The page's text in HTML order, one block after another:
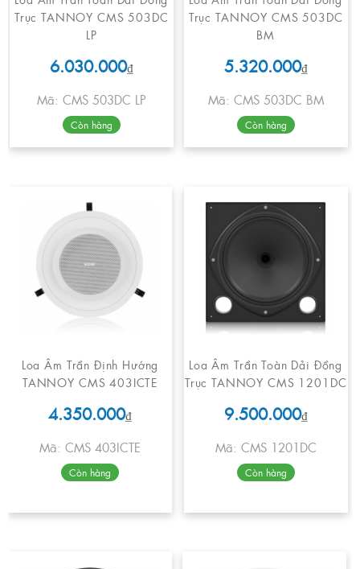
Trục TANNOY CMS 503DC
LP
6.030.000₫
Mã: CMS 503DC LP
Còn hàng
Trục TANNOY CMS 503DC
BM
5.320.000₫
Mã: CMS 503DC BM
Còn hàng
Loa Âm Trần Định Hướng
TANNOY CMS 403ICTE
4.350.000₫
Mã: CMS 403ICTE
Còn hàng
Loa Âm Trần Toàn Dải Đồng
Trục TANNOY CMS 1201DC
9.500.000₫
Mã: CMS 1201DC
Còn hàng